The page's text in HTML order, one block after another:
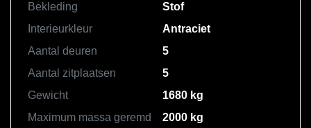
Bekleding
Stof
Interieurkleur
Antraciet
Aantal deuren
5
Aantal zitplaatsen
5
Gewicht
1680 kg
Maximum massa geremd
2000 kg